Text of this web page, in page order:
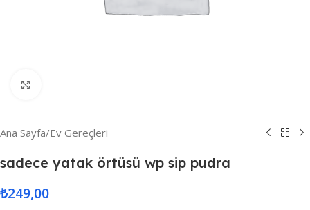
Ana Sayfa/Ev Gereçleri
sadece yatak örtüsü wp sip pudra
₺249,00